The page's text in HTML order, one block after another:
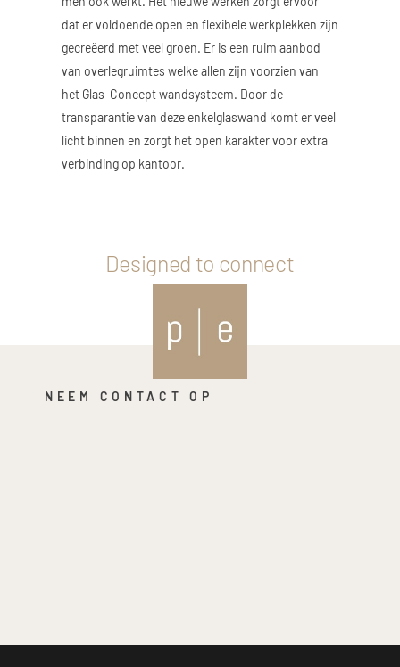
dat er voldoende open en flexibele werkplekken zijn
gecreëerd met veel groen. Er is een ruim aanbod
van overlegruimtes welke allen zijn voorzien van
het Glas-Concept wandsysteem. Door de
transparantie van deze enkelglaswand komt er veel
licht binnen en zorgt het open karakter voor extra
verbinding op kantoor.
Designed to connect
NEEM CONTACT OP